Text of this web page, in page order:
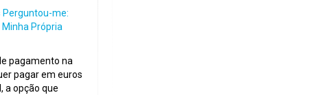
Perguntou-me:
Minha Própria
pagamento na
pagar em euros
a opção que